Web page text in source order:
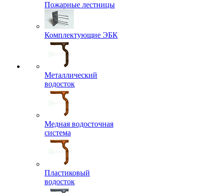
Пожарные лестницы
Комплектующие ЭБК
Металлический
водосток
Медная водосточная
система
Пластиковый
водосток